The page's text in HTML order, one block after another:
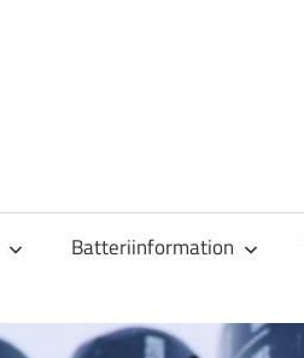
Batteriinformation